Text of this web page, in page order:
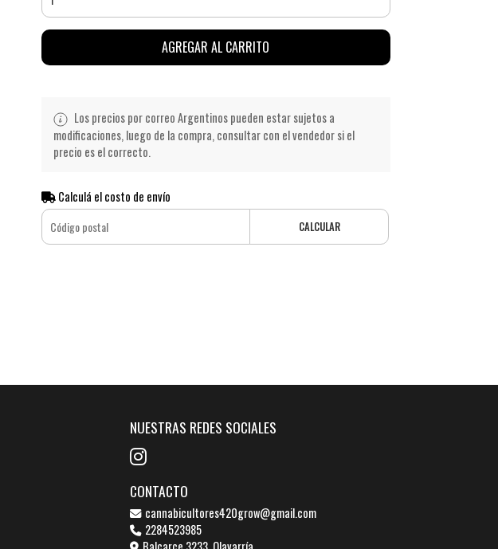
AGREGAR AL CARRITO
Los precios por correo Argentinos pueden estar sujetos a
modificaciones, luego de la compra, consultar con el vendedor si el
precio es el correcto.
Calculá el costo de envío
CALCULAR
NUESTRAS REDES SOCIALES
CONTACTO
cannabicultores420grow@gmail.com
2284523985